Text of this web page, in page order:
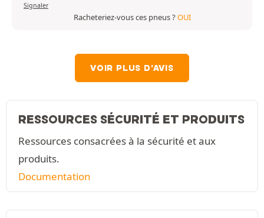
Signaler
Racheteriez-vous ces pneus ?OUI
VOIR PLUS D'AVIS
RESSOURCES SÉCURITÉ ET PRODUITS
Ressources consacrées à la sécurité et aux
produits.
Documentation